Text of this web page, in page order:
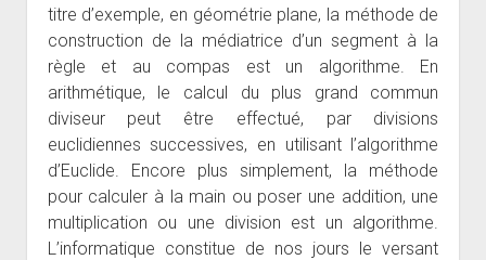
titre d’exemple, en géométrie plane, la méthode de
construc­tion de la médiatrice d’un segment à la
règle et au compas est un algorithme. En
arithmétique, le calcul du plus grand commun
diviseur peut être effectué, par divisions
euclidiennes successives, en utilisant l’algorithme
d’Euclide. Encore plus simplement, la méthode
pour calculer à la main ou poser une addition, une
multiplication ou une division est un algorithme.
L’informatique constitue de nos jours le versant